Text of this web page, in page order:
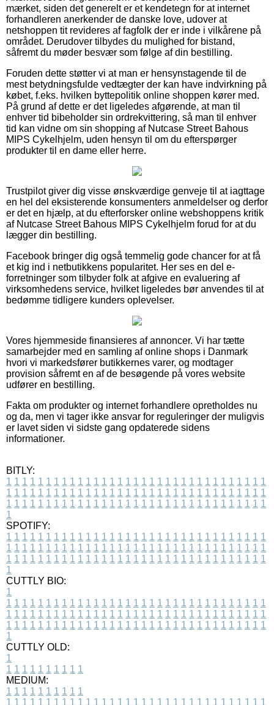
mærket, siden det generelt er et kendetegn for at internet
forhandleren anerkender de danske love, udover at
netshoppen tit revideres af fagfolk der er inde i vilkårene på
området. Derudover tilbydes du mulighed for bistand,
såfremt du møder besvær som følge af din bestilling.
Foruden dette støtter vi at man er hensynstagende til de
mest betydningsfulde vedtægter der kan have indvirkning på
købet, f.eks. hvilken byttepolitik online shoppen kører med.
På grund af dette er det ligeledes afgørende, at man til
enhver tid bibeholder sin ordrekvittering, så man til enhver
tid kan vidne om sin shopping af Nutcase Street Bahous
MIPS Cykelhjelm, uden hensyn til om du efterspørger
produkter til en dame eller herre.
Trustpilot giver dig visse ønskværdige genveje til at iagttage
en hel del eksisterende konsumenters anmeldelser og derfor
er det en hjælp, at du efterforsker online webshoppens kritik
af Nutcase Street Bahous MIPS Cykelhjelm forud for at du
lægger din bestilling.
Facebook bringer dig også temmelig gode chancer for at få
et kig ind i netbutikkens popularitet. Her ses en del e-
forretninger som tilbyder folk at afgive en evaluering af
virksomhedens service, hvilket ligeledes bør anvendes til at
bedømme tidligere kunders oplevelser.
Vores hjemmeside finansieres af annoncer. Vi har tætte
samarbejder med en samling af online shops i Danmark
hvori vi markedsfører butikkernes varer, og modtager
provision såfremt en af de besøgende på vores website
udfører en bestilling.
Fakta om produkter og internet forhandlere opretholdes nu
og da, men vi tager ikke ansvar for reguleringer der muligvis
er lavet siden vi sidste gang opdaterede sidens
informationer.
BITLY:
1 1 1 1 1 1 1 1 1 1 1 1 1 1 1 1 1 1 1 1 1 1 1 1 1 1 1 1 1 1 1 1 1
1 1 1 1 1 1 1 1 1 1 1 1 1 1 1 1 1 1 1 1 1 1 1 1 1 1 1 1 1 1 1 1 1
1 1 1 1 1 1 1 1 1 1 1 1 1 1 1 1 1 1 1 1 1 1 1 1 1 1 1 1 1 1 1 1 1
1
SPOTIFY:
1 1 1 1 1 1 1 1 1 1 1 1 1 1 1 1 1 1 1 1 1 1 1 1 1 1 1 1 1 1 1 1 1
1 1 1 1 1 1 1 1 1 1 1 1 1 1 1 1 1 1 1 1 1 1 1 1 1 1 1 1 1 1 1 1 1
1 1 1 1 1 1 1 1 1 1 1 1 1 1 1 1 1 1 1 1 1 1 1 1 1 1 1 1 1 1 1 1 1
1
CUTTLY BIO:
1
1 1 1 1 1 1 1 1 1 1 1 1 1 1 1 1 1 1 1 1 1 1 1 1 1 1 1 1 1 1 1 1 1
1 1 1 1 1 1 1 1 1 1 1 1 1 1 1 1 1 1 1 1 1 1 1 1 1 1 1 1 1 1 1 1 1
1 1 1 1 1 1 1 1 1 1 1 1 1 1 1 1 1 1 1 1 1 1 1 1 1 1 1 1 1 1 1 1 1
1
CUTTLY OLD:
1
1 1 1 1 1 1 1 1 1 1
MEDIUM:
1 1 1 1 1 1 1 1 1 1
1 1 1 1 1 1 1 1 1 1 1 1 1 1 1 1 1 1 1 1 1 1 1 1 1 1 1 1 1 1 1 1 1